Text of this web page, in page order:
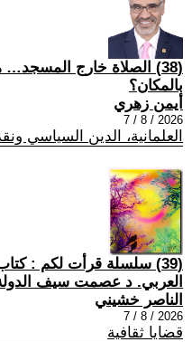
(38) الصلاة خارج المسجد…
بالمكان؟
أيمن زهري
2026 / 8 / 7
العلمانية، الدين السياسي
(39) سلسلة قرأت لكم :
العربي. د عصمت سيف
الناصر خشيني
2026 / 8 / 7
قضايا ثقافية